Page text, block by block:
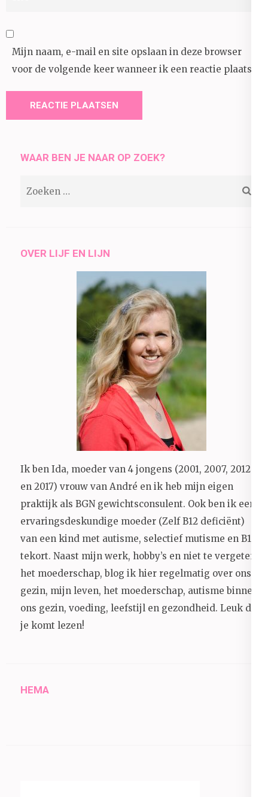
Mijn naam, e-mail en site opslaan in deze browser
voor de volgende keer wanneer ik een reactie plaats.
WAAR BEN JE NAAR OP ZOEK?
OVER LIJF EN LIJN
Ik ben Ida, moeder van 4 jongens (2001, 2007, 2012
en 2017) vrouw van André en ik heb mijn eigen
praktijk als BGN gewichtsconsulent. Ook ben ik een
ervaringsdeskundige moeder (Zelf B12 deficiënt)
van een kind met autisme, selectief mutisme en B12
tekort. Naast mijn werk, hobby’s en niet te vergeten
het moederschap, blog ik hier regelmatig over ons
gezin, mijn leven, het moederschap, autisme binnen
ons gezin, voeding, leefstijl en gezondheid. Leuk dat
je komt lezen!
HEMA